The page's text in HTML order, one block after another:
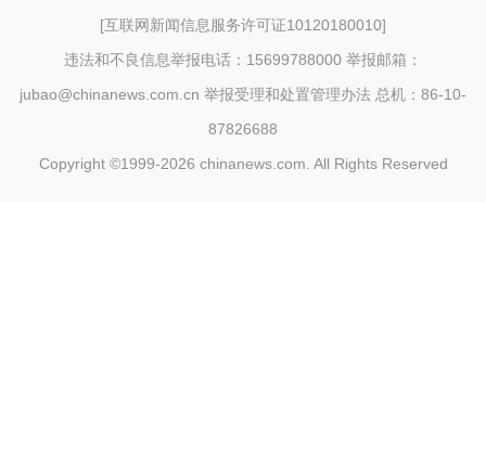
[互联网新闻信息服务许可证10120180010]
违法和不良信息举报电话：15699788000 举报邮箱：
jubao@chinanews.com.cn 举报受理和处置管理办法 总机：86-10-
87826688
Copyright ©1999-2026 chinanews.com. All Rights Reserved